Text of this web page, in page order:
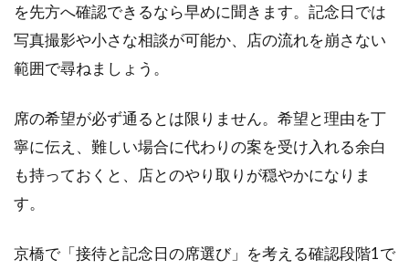
を先方へ確認できるなら早めに聞きます。記念日では
写真撮影や小さな相談が可能か、店の流れを崩さない
範囲で尋ねましょう。
席の希望が必ず通るとは限りません。希望と理由を丁
寧に伝え、難しい場合に代わりの案を受け入れる余白
も持っておくと、店とのやり取りが穏やかになりま
す。
京橋で「接待と記念日の席選び」を考える確認段階1で